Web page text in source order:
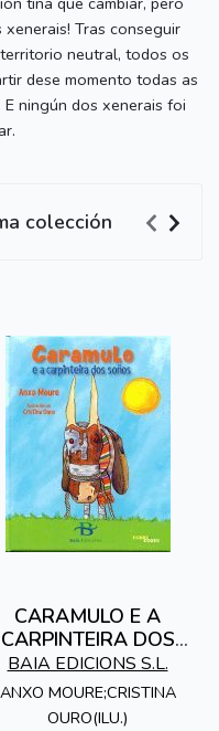
Tras conseguir
neutral, todos os
dese momento todas as
ningún dos xenerais foi
colección
CARAMULO E A
CARPINTEIRA DOS
SOÑOS
BAIA EDICIONS S.L.
ANXO MOURE;CRISTINA
OURO(ILU.)